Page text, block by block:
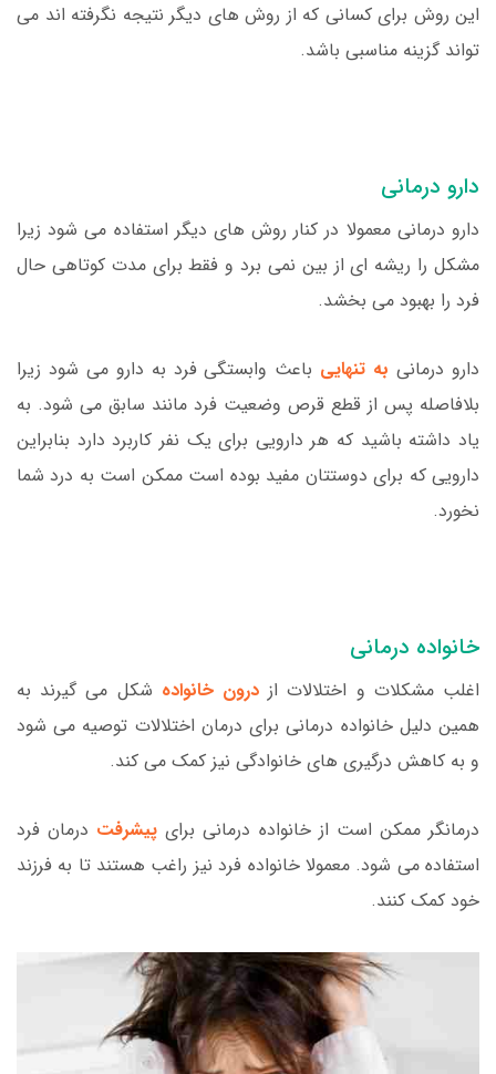
این روش برای کسانی که از روش های دیگر نتیجه نگرفته اند می
تواند گزینه مناسبی باشد.
دارو درمانی
دارو درمانی معمولا در کنار روش های دیگر استفاده می شود زیرا
مشکل را ریشه ای از بین نمی برد و فقط برای مدت کوتاهی حال
فرد را بهبود می بخشد.
دارو درمانیبه تنهایی باعث وابستگی فرد به دارو می شود زیرا
بلافاصله پس از قطع قرص وضعیت فرد مانند سابق می شود. به
یاد داشته باشید که هر دارویی برای یک نفر کاربرد دارد بنابراین
دارویی که برای دوستتان مفید بوده است ممکن است به درد شما
نخورد.
خانواده درمانی
اغلب مشکلات و اختلالات از درون خانواده شکل می گیرند به
همین دلیل خانواده درمانی برای درمان اختلالات توصیه می شود
و به کاهش درگیری های خانوادگی نیز کمک می کند.
درمانگر ممکن است از خانواده درمانی برای پیشرفت درمان فرد
استفاده می شود. معمولا خانواده فرد نیز راغب هستند تا به فرزند
خود کمک کنند.